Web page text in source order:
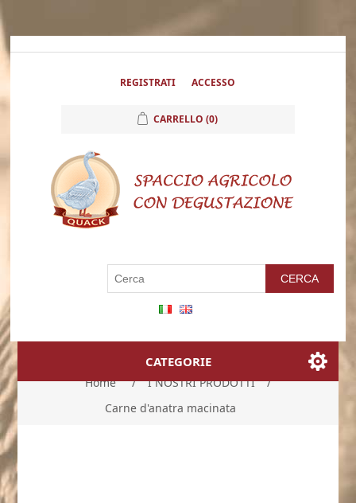
REGISTRATI ACCESSO
CARRELLO (0)
CATEGORIE
Home / I NOSTRI PRODOTTI
/
Carne d'anatra macinata